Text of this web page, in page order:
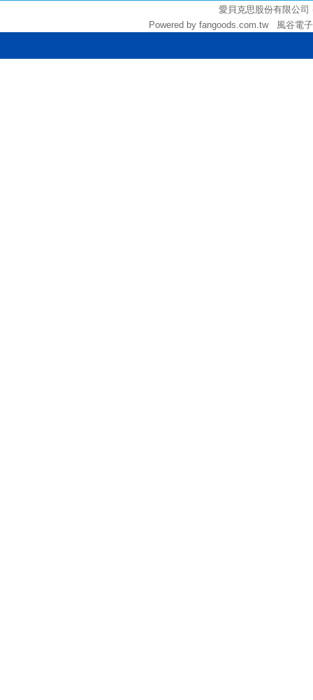
愛貝克思股份有限公
Powered by fangoods.com.tw 風谷電子商